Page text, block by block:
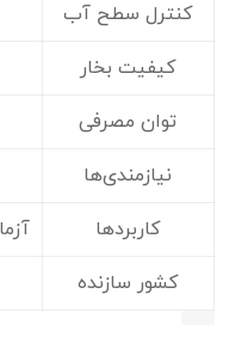
کنترل سطح آب
کیفیت بخار
توان مصرفی
نیازمندی‌ها
کاربردها
کشور سازنده